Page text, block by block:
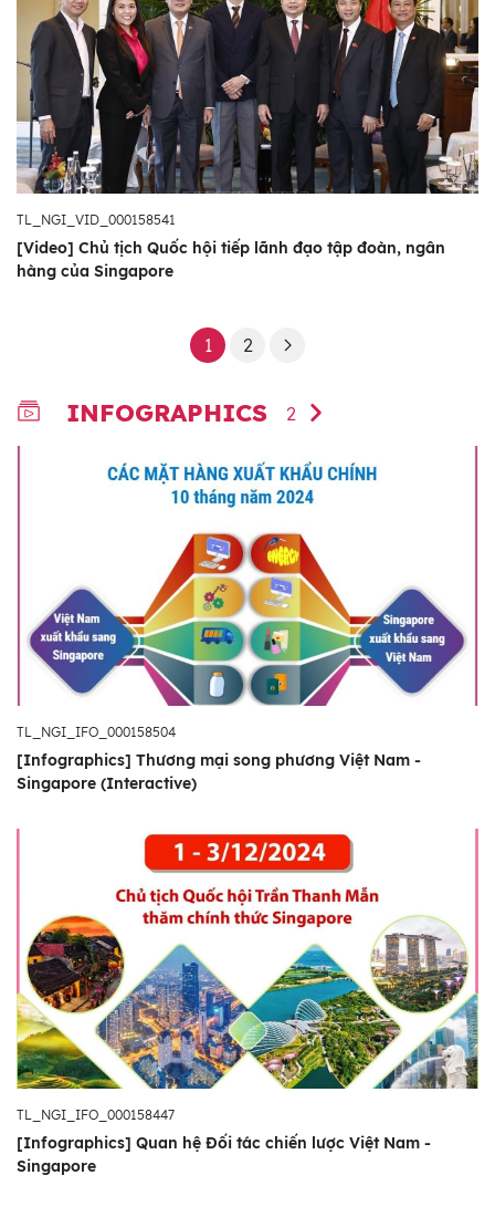
TL_NGI_VID_000158541
[Video] Chủ tịch Quốc hội tiếp lãnh đạo tập đoàn, ngân
hàng của Singapore
1 2
INFOGRAPHICS 2
TL_NGI_IFO_000158504
[Infographics] Thương mại song phương Việt Nam -
Singapore (Interactive)
TL_NGI_IFO_000158447
[Infographics] Quan hệ Đối tác chiến lược Việt Nam -
Singapore